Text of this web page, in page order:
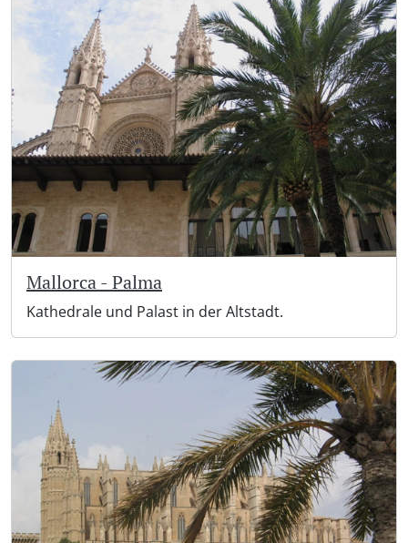
Mallorca - Palma
Kathedrale und Palast in der Altstadt.